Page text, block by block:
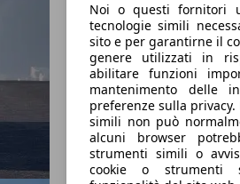
Noi o questi fornitori
tecnologie simili
sito e per garantirne il
genere utilizzati in
abilitare funzioni
mantenimento delle
preferenze sulla
simili non può
alcuni browser
strumenti simili o
cookie o strumenti